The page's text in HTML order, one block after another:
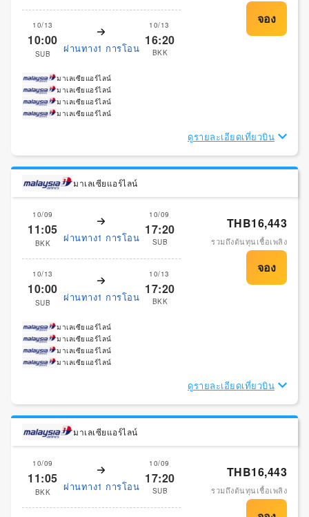
10/13
10:00
SUB ผ่านทาง1 การโอน
10/13
16:20
BKK
มาเลเซียแอร์ไลน์
มาเลเซียแอร์ไลน์
มาเลเซียแอร์ไลน์
มาเลเซียแอร์ไลน์
ดูรายละเอียดเที่ยวบิน
มาเลเซียแอร์ไลน์
10/09
11:05
BKK ผ่านทาง1 การโอน
10/09
17:20
SUB
10/13
10:00
SUB ผ่านทาง1 การโอน
10/13
17:20
BKK
THB16,443
รวมถึงต้นทุนเชื้อเพลิง
มาเลเซียแอร์ไลน์
มาเลเซียแอร์ไลน์
มาเลเซียแอร์ไลน์
มาเลเซียแอร์ไลน์
ดูรายละเอียดเที่ยวบิน
มาเลเซียแอร์ไลน์
10/09
11:05
BKK ผ่านทาง1 การโอน
10/09
17:20
SUB
THB16,443
รวมถึงต้นทุนเชื้อเพลิง